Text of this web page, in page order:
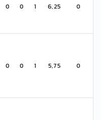
0 0 1 6,25 0
0 0 1 5,75 0